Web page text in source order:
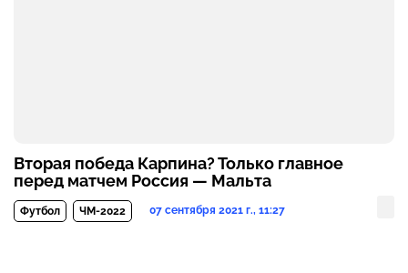
Вторая победа Карпина? Только главное
перед матчем Россия — Мальта
Футбол ЧМ-2022 07 сентября 2021 г., 11:27